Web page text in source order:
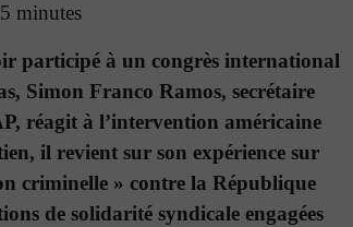
5 minutes
participé à un congrès international
Simon Franco Ramos, secrétaire
réagit à l’intervention américaine
il revient sur son expérience sur
criminelle » contre la République
de solidarité syndicale engagées